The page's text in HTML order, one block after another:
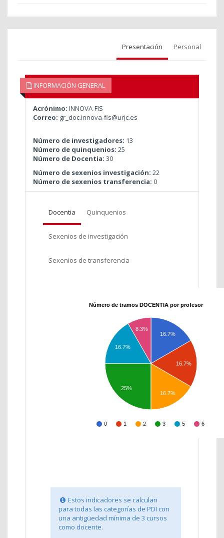
Presentación Personal
INFORMACIÓN GENERAL
Acrónimo: INNOVA-FIS
Correo: gr_doc.innova-fis@urjc.es
Número de investigadores: 13
Número de quinquenios: 25
Número de Docentia: 30
Número de sexenios investigación: 22
Número de sexenios transferencia: 0
Docentia Quinquenios
Sexenios de investigación
Sexenios de transferencia
Número de tramos DOCENTIA por profesor
0 1 2 3 5 6
16.7%
16.7%
8.3%
16.7%
25%
16.7%
Estos indicadores se calculan
para todas las categorías de PDI con
una antigüedad mínima de 3 cursos
como docente.